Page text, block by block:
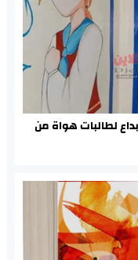
مؤسسات الجلفة تتحول الى ورشات إبداع لطالبات هواة من